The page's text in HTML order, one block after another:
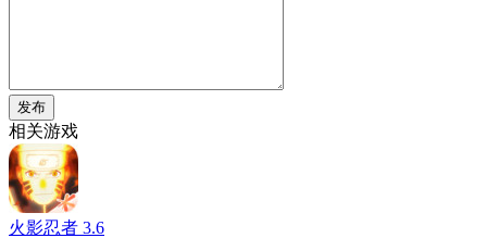
发布
相关游戏
火影忍者 3.6